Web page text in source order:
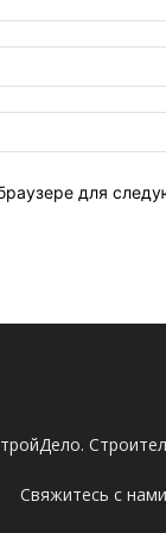
для
Свяжитесь с